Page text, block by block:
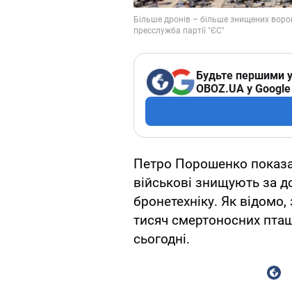
Будьте першими
OBOZ.UA у Google
Петро Порошенко
військові знищують за
бронетехніку. Як
тисяч смертоносних
сьогодні.